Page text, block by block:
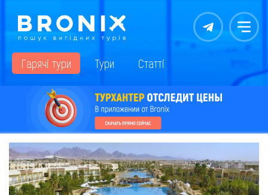
Контакты Меню
Гарячі тури Тури Статті